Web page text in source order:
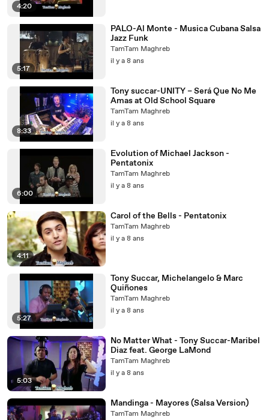
4:20
5:17
PALO-Al Monte - Musica Cubana Salsa
Jazz Funk
TamTam Maghreb
il y a 8 ans
8:33
Tony succar-UNITY – Será Que No Me
Amas at Old School Square
TamTam Maghreb
il y a 8 ans
6:00
Evolution of Michael Jackson -
Pentatonix
TamTam Maghreb
il y a 8 ans
4:11
Carol of the Bells - Pentatonix
TamTam Maghreb
il y a 8 ans
5:27
Tony Succar, Michelangelo & Marc
Quiñones
TamTam Maghreb
il y a 8 ans
5:03
No Matter What - Tony Succar-Maribel
Diaz feat. George LaMond
TamTam Maghreb
il y a 8 ans
Mandinga - Mayores (Salsa Version)
TamTam Maghreb